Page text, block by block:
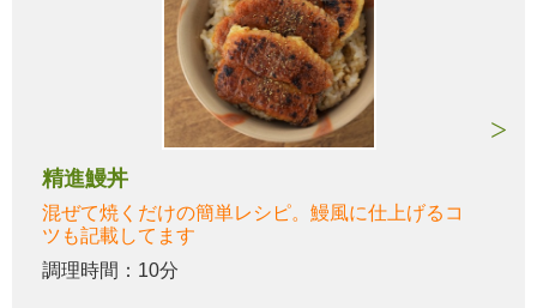
精進鰻丼
混ぜて焼くだけの簡単レシピ。鰻風に仕上げるコ
ツも記載してます
調理時間：10分